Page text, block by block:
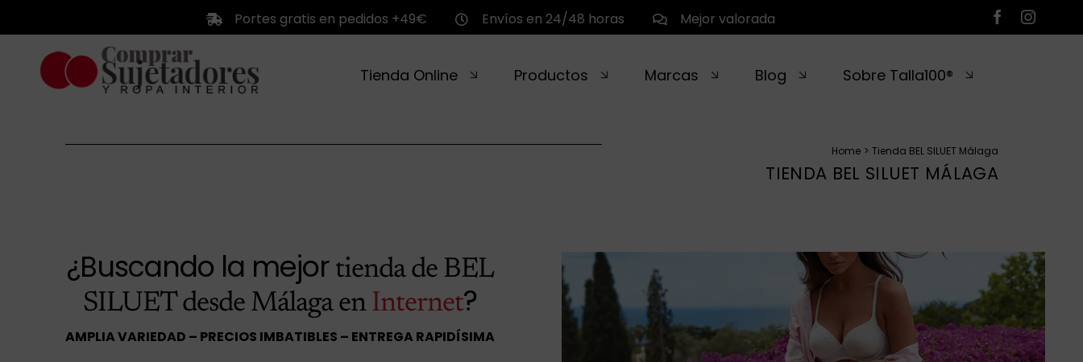
contenido
Portes gratis en pedidos +49€ Envíos en 24/48 horas Mejor valorada
Tienda Online Productos Marcas Blog Sobre Talla100®
Home Tienda BEL SILUET Málaga
TIENDA BEL SILUET MÁLAGA
¿Buscando la mejor tienda de BEL
SILUET desde Málaga en Internet?
AMPLIA VARIEDAD – PRECIOS IMBATIBLES – ENTREGA RAPIDÍSIMA